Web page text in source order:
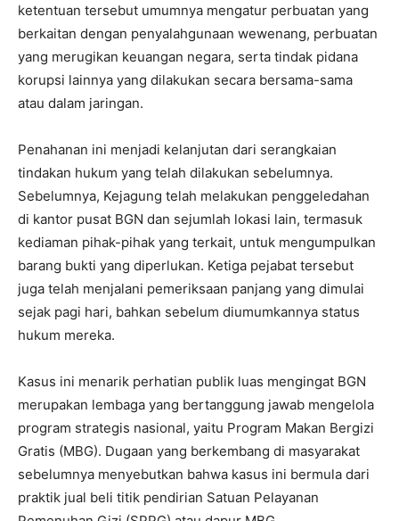
ketentuan tersebut umumnya mengatur perbuatan yang
berkaitan dengan penyalahgunaan wewenang, perbuatan
yang merugikan keuangan negara, serta tindak pidana
korupsi lainnya yang dilakukan secara bersama-sama
atau dalam jaringan.
Penahanan ini menjadi kelanjutan dari serangkaian
tindakan hukum yang telah dilakukan sebelumnya.
Sebelumnya, Kejagung telah melakukan penggeledahan
di kantor pusat BGN dan sejumlah lokasi lain, termasuk
kediaman pihak-pihak yang terkait, untuk mengumpulkan
barang bukti yang diperlukan. Ketiga pejabat tersebut
juga telah menjalani pemeriksaan panjang yang dimulai
sejak pagi hari, bahkan sebelum diumumkannya status
hukum mereka.
Kasus ini menarik perhatian publik luas mengingat BGN
merupakan lembaga yang bertanggung jawab mengelola
program strategis nasional, yaitu Program Makan Bergizi
Gratis (MBG). Dugaan yang berkembang di masyarakat
sebelumnya menyebutkan bahwa kasus ini bermula dari
praktik jual beli titik pendirian Satuan Pelayanan